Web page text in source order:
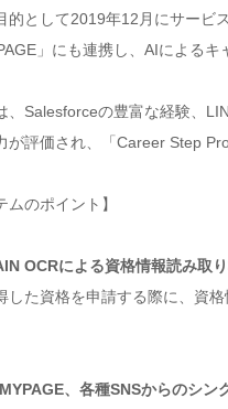
的として2019年12月にサービ
」にも連携し、AIによる
、Salesforceの豊富な経験、
が評価され、「Career Step
ムのポイント】
OCRによる資格情報読み取
した資格を申請する際に、資
MYPAGE、各種SNSからのシン